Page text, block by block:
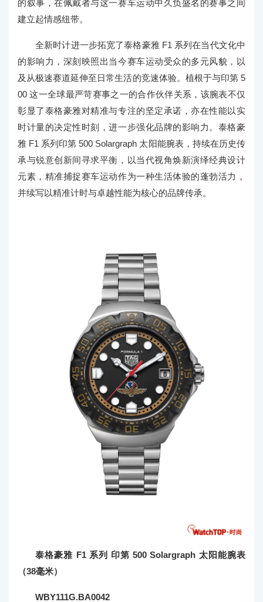
的叙事，在佩戴者与这一赛车运动中久负盛名的赛事之间
建立起情感纽带。
全新时计进一步拓宽了泰格豪雅 F1 系列在当代文化中
的影响力，深刻映照出当今赛车运动受众的多元风貌，以
及从极速赛道延伸至日常生活的竞速体验。植根于与印第 5
00 这一全球最严苛赛事之一的合作伙伴关系，该腕表不仅
彰显了泰格豪雅对精准与专注的坚定承诺，亦在性能以实
时计量的决定性时刻，进一步强化品牌的影响力。泰格豪
雅 F1 系列印第 500 Solargraph 太阳能腕表，持续在历史传
承与锐意创新间寻求平衡，以当代视角焕新演绎经典设计
元素，精准捕捉赛车运动作为一种生活体验的蓬勃活力，
并续写以精准计时与卓越性能为核心的品牌传承。
泰格豪雅 F1 系列 印第 500 Solargraph 太阳能腕表
（38毫米）
WBY111G.BA0042